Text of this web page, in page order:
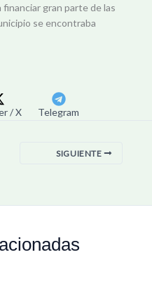
financiar gran parte de las
se encontraba
/ X Telegram
SIGUIENTE